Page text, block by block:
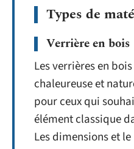
Types de
Verrière en bois
Les verrières en
chaleureuse et
pour ceux qui
élément classique
Les dimensions et